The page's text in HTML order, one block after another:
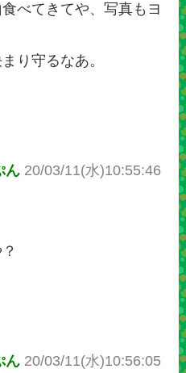
べてきてや、写真もヨ
り守るなあ。
ん 20/03/11(水)10:55:46
ん 20/03/11(水)10:56:05